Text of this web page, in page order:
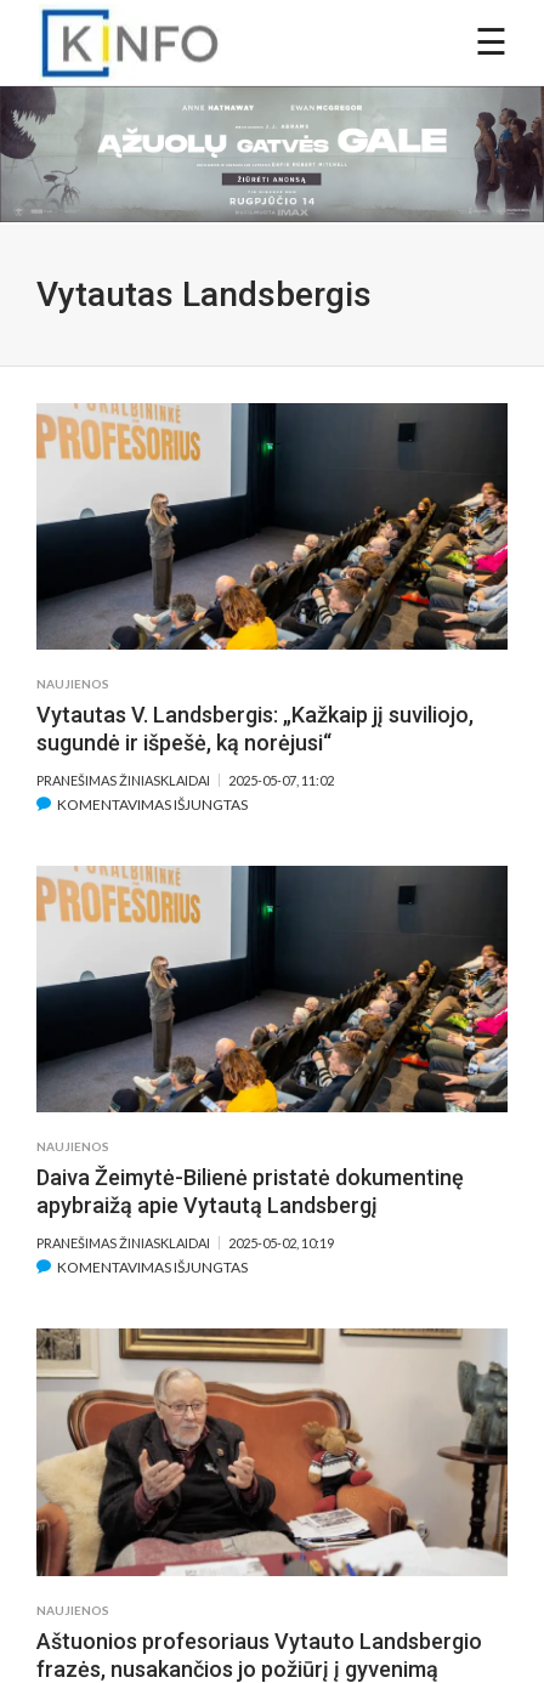
Vytautas Landsbergis
NAUJIENOS
Vytautas V. Landsbergis: „Kažkaip jį suviliojo,
sugundė ir išpešė, ką norėjusi“
PRANEŠIMAS ŽINIASKLAIDAI 2025-05-07, 11:02
KOMENTAVIMAS IŠJUNGTASĮRAŠE
„KAŽKAIP
SUVILIOJO,
IR
IŠPEŠĖ,
KĄ
NORĖJUSI“
NAUJIENOS
Daiva Žeimytė-Bilienė pristatė dokumentinę
apybraižą apie Vytautą Landsbergį
PRANEŠIMAS ŽINIASKLAIDAI 2025-05-02, 10:19
KOMENTAVIMAS IŠJUNGTASĮRAŠE
BILIENĖ
PRISTATĖ
DOKUMENTINĘ
APYBRAIŽĄ
VYTAUTĄ
LANDSBERGĮ
NAUJIENOS
Aštuonios profesoriaus Vytauto Landsbergio
frazės, nusakančios jo požiūrį į gyvenimą